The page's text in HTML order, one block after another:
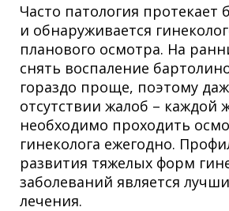
Часто патология протекает
и обнаруживается
планового осмотра. На
снять воспаление
гораздо проще, поэтому
отсутствии жалоб – каждой
необходимо проходить
гинеколога ежегодно.
развития тяжелых форм
заболеваний является
лечения.